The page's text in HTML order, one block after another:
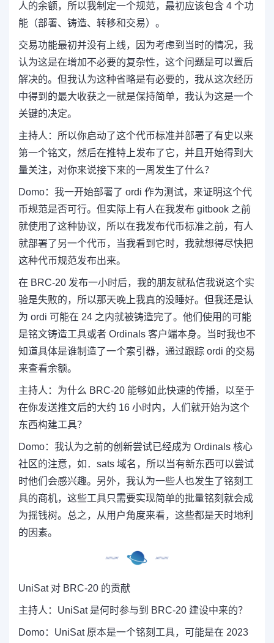
人的余额，所以我制定一个规范， 最初应该包含 4 个功
能（部署、铸造、转移和交易）。
交易功能最初并没有上线，因为考虑到当时的情况，我
认为这是在增加不必要的复杂性，这个问题是可以置后
解决的。但我认为这种省略是有必要的，我从这次经历
中得到的最大收获之一就是保持简单，我认为这是一个
关键的决定。
主持人： 所以你启动了这个代币标准并部署了有史以来
第一个铭文，然后在推特上发布了它，并且开始得到大
量关注，对你来说接下来的一周发生了什么？
Domo： 我一开始部署了 ordi 作为测试，来证明这个代
币规范是否可行。但实际上有人在我发布 gitbook 之前
就使用了这种协议，所以在我发布代币标准之前，有人
就部署了另一个代币，
当我看到它时，我就想得尽快把
这种代币规范发布出来。
在 BRC-20 发布一小时后，我的朋友就私信我说这个实
验是失败的， 所以那天晚上我真的没睡好。但我还是认
为 ordi 可能在 24 之内就被铸造完了。 他们使用的可能
是铭文铸造工具或者 Ordinals 客户端本身。当时我也不
知道具体是谁制造了一个索引器，通过跟踪 ordi 的交易
来查看余额。
主持人： 为什么 BRC-20 能够如此快速的传播，以至于
在你发送推文后的大约 16 小时内，人们就开始为这个
东西构建工具？
Domo： 我认为之前的创新尝试已经成为 Ordinals 核心
社区的注意，如．sats 域名，所以当有新东西可以尝试
时他们会感兴趣。另外，我认为一些人也发生了铭刻工
具的商机，这些工具只需要实现简单的批量铭刻就会成
为摇钱树。总之，从用户角度来看，这些都是天时地利
的因素。
UniSat 对 BRC-20 的贡献
主持人： UniSat 是何时参与到 BRC-20 建设中来的？
Domo： UniSat原本是一个铭刻工具，可能是在 2023